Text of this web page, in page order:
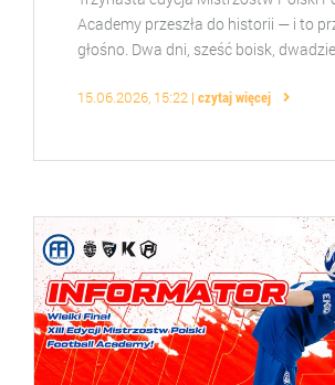
Academy przeszła do historii — i to
głośno. Dwa dni, sześć boisk,
raz kolej ...
15.06.2026, 15:22 czytaj więcej